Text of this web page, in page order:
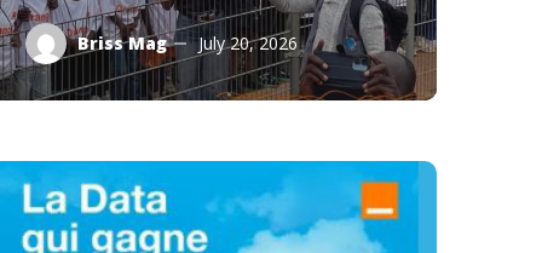
Briss Mag July 20, 2026